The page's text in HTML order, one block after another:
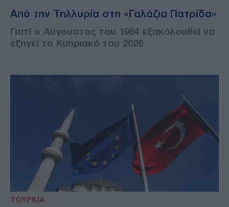
Από την Τηλλυρία στη «Γαλάζια Πατρίδα»
Γιατί ο Αύγουστος του 1964 εξακολουθεί να
εξηγεί το Κυπριακό του 2026
ΤΟΥΡΚΙΑ